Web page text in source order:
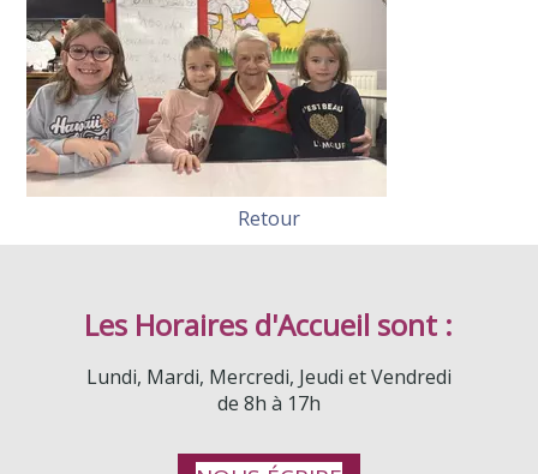
Retour
Les Horaires d'Accueil sont :
Lundi, Mardi, Mercredi, Jeudi et Vendredi
de 8h à 17h